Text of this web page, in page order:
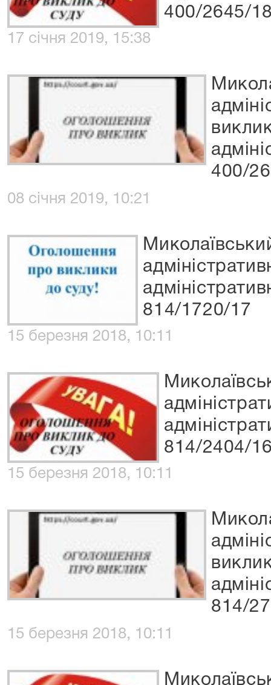
400/2645/
17 січня 2019, 15:38
400/
08 січня 2019, 10:21
814/1720/17
15 березня 2018, 10:11
814/2404/
15 березня 2018, 10:11
814/
15 березня 2018, 10:11